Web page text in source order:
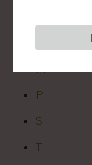
M
P
S
T